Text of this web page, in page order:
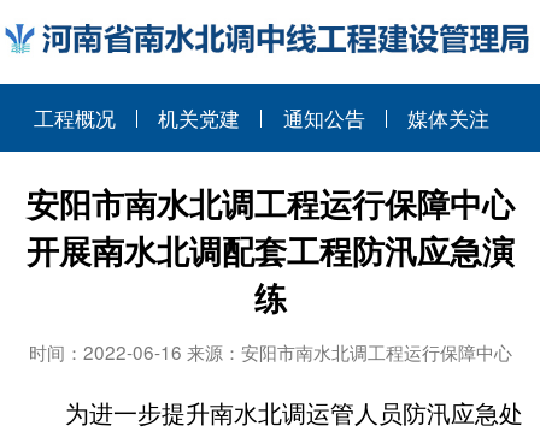
工程概况 机关党建 通知公告 媒体关注
安阳市南水北调工程运行保障中心
开展南水北调配套工程防汛应急演
练
时间：2022-06-16 来源：安阳市南水北调工程运行保障中心
为进一步提升南水北调运管人员防汛应急处